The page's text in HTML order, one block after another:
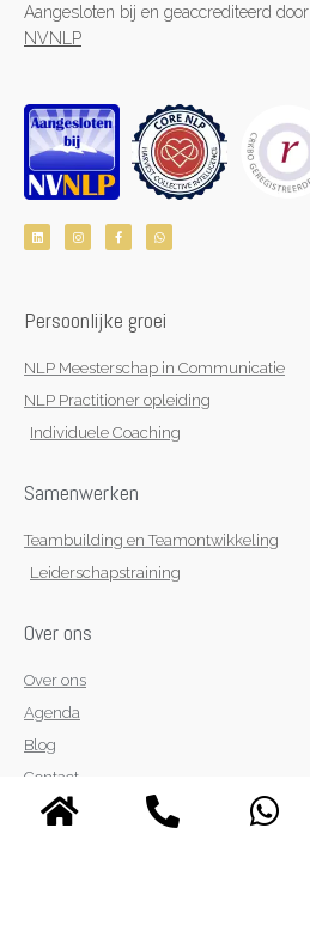
Aangesloten bij en geaccrediteerd door
NVNLP
L
i
n
I
n
s
m
F
a
c
-
W
h
a
p
Persoonlijke groei
NLP Meesterschap in Communicatie
NLP Practitioner opleiding
Individuele Coaching
Samenwerken
Teambuilding en Teamontwikkeling
Leiderschapstraining
Over ons
Over ons
Agenda
Blog
Contact
Veelgestelde vragen